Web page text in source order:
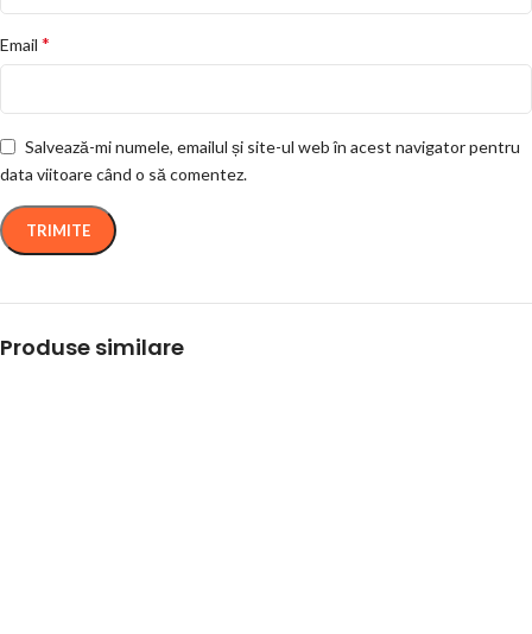
Email *
Salvează-mi numele, emailul și site-ul web în acest navigator pentru
data viitoare când o să comentez.
Produse similare